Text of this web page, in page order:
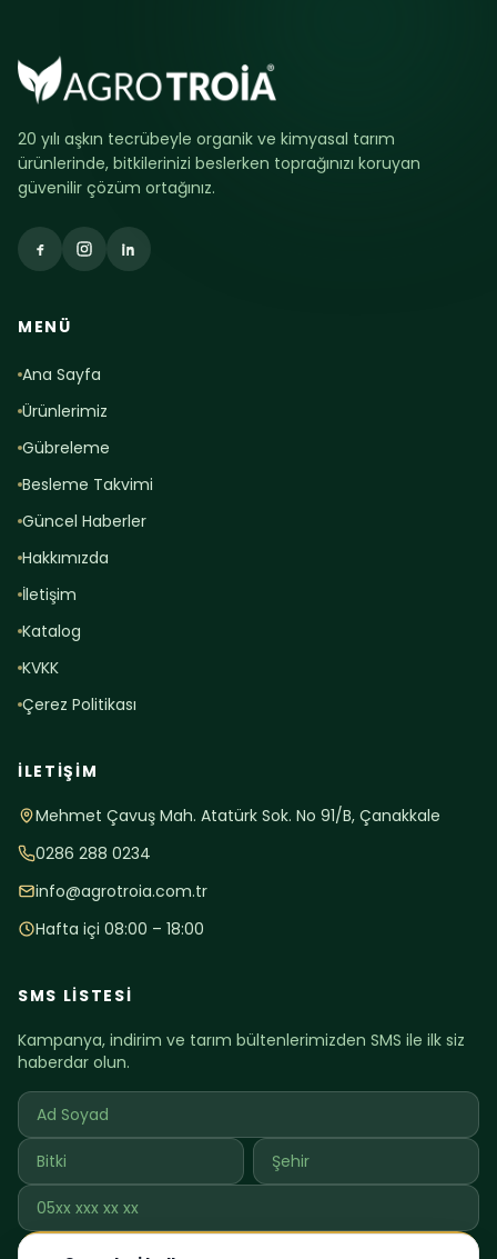
20 yılı aşkın tecrübeyle organik ve kimyasal tarım
ürünlerinde, bitkilerinizi beslerken toprağınızı koruyan
güvenilir çözüm ortağınız.
MENÜ
Ana Sayfa
Ürünlerimiz
Gübreleme
Besleme Takvimi
Güncel Haberler
Hakkımızda
İletişim
Katalog
KVKK
Çerez Politikası
İLETIŞIM
Mehmet Çavuş Mah. Atatürk Sok. No 91/B, Çanakkale
0286 288 0234
info@agrotroia.com.tr
Hafta içi 08:00 – 18:00
SMS LISTESI
Kampanya, indirim ve tarım bültenlerimizden SMS ile ilk siz
haberdar olun.